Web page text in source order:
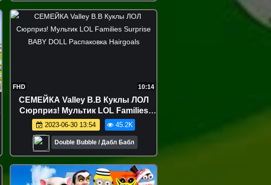
FHD 10:14
СЕМЕЙКА Valley B.B Куклы ЛОЛ
Сюрприз! Мультик LOL Families
Surprise BABY DOLL Распаковка
Hairgoals
2023-06-30 13:54 45.2K
Double Bubble / Дабл Бабл